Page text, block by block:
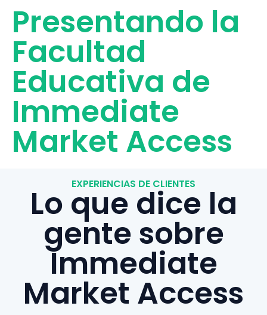
Presentando la
Facultad
Educativa de
Immediate
Market Access
EXPERIENCIAS DE CLIENTES
Lo que dice la
gente sobre
Immediate
Market Access